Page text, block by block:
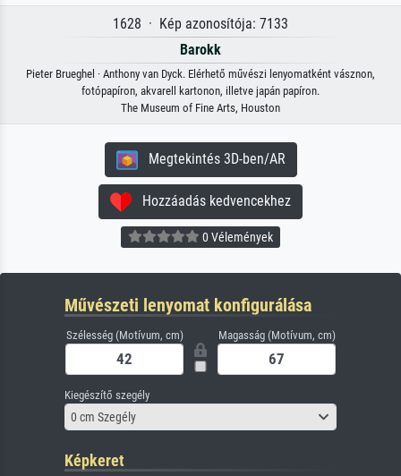
1628 · Kép azonosítója: 7133
Barokk
Pieter Brueghel · Anthony van Dyck. Elérhető művészi lenyomatként vásznon,
fotópapíron, akvarell kartonon, illetve japán papíron.
The Museum of Fine Arts, Houston
Megtekintés 3D-ben/AR
Hozzáadás kedvencekhez
0 Vélemények
Művészeti lenyomat konfigurálása
Szélesség (Motívum, cm) Magasság (Motívum, cm)
Kiegészítő szegély
0 cm Szegély
Képkeret